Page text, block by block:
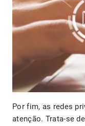
Por fim, as redes
atenção. Trata-se